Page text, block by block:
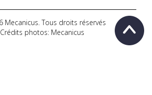
CONFIDENTIALITÉ
Mecanicus. Tous droits réservés
Crédits photos: Mecanicus